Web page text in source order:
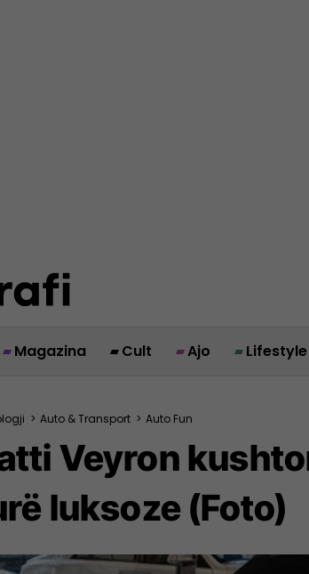
Magazina Cult Ajo Lifestyle
> Auto & Transport > Auto Fun
Veyron
luksoze (Foto)